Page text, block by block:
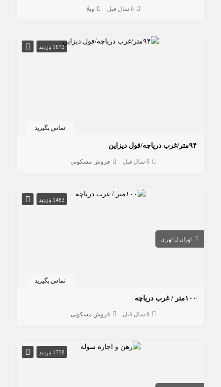
6 سال قبل ویلا
1672 بازدید
تماس بگیرید
۹۴متر/غرب دریاچه/فول دیزاین
6 سال قبل فروش مسکونی
1483 بازدید
تهران تهران
تماس بگیرید
۱۰۰متر / غرب دریاچه
6 سال قبل فروش مسکونی
1758 بازدید